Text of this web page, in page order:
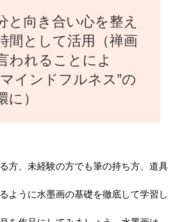
と向き合い心を整え
間として活用（禅画
われることによ
マインドフルネス”の
に）
方、未経験の方でも筆の持ち方、道具
ように水墨画の基礎を徹底して学習し